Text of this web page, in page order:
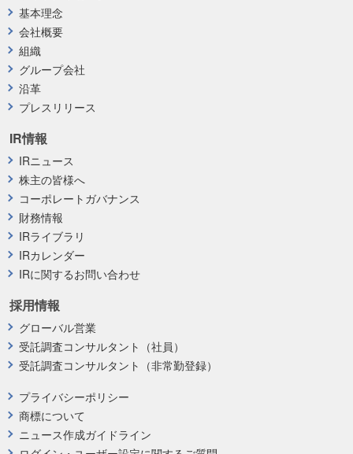
プライバシーポリシー
商標について
ニュース作成ガイドライン
採用情報
グローバル営業
受託調査コンサルタント（社員）
受託調査コンサルタント（非常勤登録）
基本理念
会社概要
組織
グループ会社
沿革
プレスリリース
IR情報
IRニュース
株主の皆様へ
コーポレートガバナンス
財務情報
IRライブラリ
IRカレンダー
IRに関するお問い合わせ